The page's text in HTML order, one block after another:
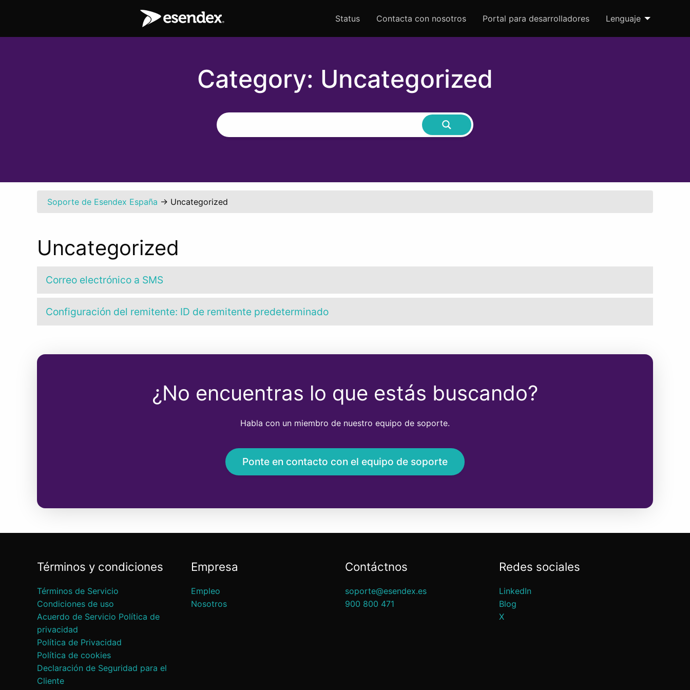
Status Contacta con nosotros Portal para desarrolladores Lenguaje
Category: Uncategorized
Soporte de Esendex España → Uncategorized
Uncategorized
Correo electrónico a SMS
Configuración del remitente: ID de remitente predeterminado
¿No encuentras lo que estás buscando?
Habla con un miembro de nuestro equipo de soporte.
Ponte en contacto con el equipo de soporte
Términos y condiciones
Términos de Servicio
Condiciones de uso
Acuerdo de Servicio Política de
privacidad
Política de Privacidad
Política de cookies
Declaración de Seguridad para el
Cliente
Empresa
Empleo
Nosotros
Contáctnos
soporte@esendex.es
900 800 471
Redes sociales
LinkedIn
Blog
X